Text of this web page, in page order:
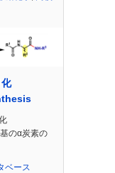
のα炭素の
ベース